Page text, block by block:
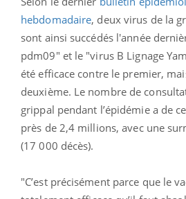
hebdomadaire, deux virus de la
sont ainsi succédés l'année
pdm09" et le "virus B Lignage
été efficace contre le premier,
deuxième. Le nombre de
grippal pendant l’épidémie a de
près de 2,4 millions, avec une
(17 000 décès).
"C’est précisément parce que le